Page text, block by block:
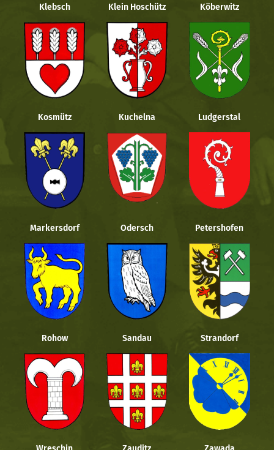
Klebsch Klein Hoschütz Köberwitz
Kosmütz Kuchelna Ludgerstal
Markersdorf Odersch Petershofen
Rohow Sandau Strandorf